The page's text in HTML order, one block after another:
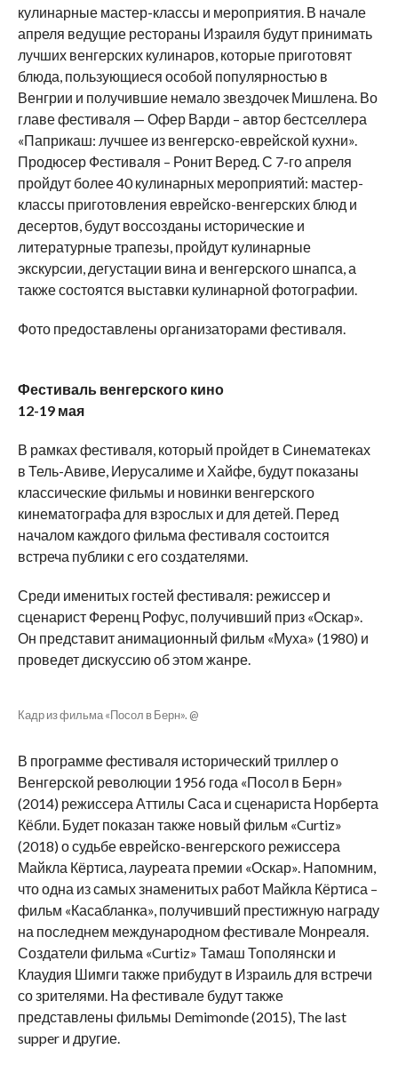
кулинарные мастер-классы и мероприятия. В начале
апреля ведущие рестораны Израиля будут принимать
лучших венгерских кулинаров, которые приготовят
блюда, пользующиеся особой популярностью в
Венгрии и получившие немало звездочек Мишлена. Во
главе фестиваля — Офер Варди – автор бестселлера
«Паприкаш: лучшее из венгерско-еврейской кухни».
Продюсер Фестиваля – Ронит Веред. С 7-го апреля
пройдут более 40 кулинарных мероприятий: мастер-
классы приготовления еврейско-венгерских блюд и
десертов, будут воссозданы исторические и
литературные трапезы, пройдут кулинарные
экскурсии, дегустации вина и венгерского шнапса, а
также состоятся выставки кулинарной фотографии.
Фото предоставлены организаторами фестиваля.
Фестиваль венгерского кино
12-19 мая
В рамках фестиваля, который пройдет в Синематеках
в Тель-Авиве, Иерусалиме и Хайфе, будут показаны
классические фильмы и новинки венгерского
кинематографа для взрослых и для детей. Перед
началом каждого фильма фестиваля состоится
встреча публики с его создателями.
Среди именитых гостей фестиваля: режиссер и
сценарист Ференц Рофус, получивший приз «Оскар».
Он представит анимационный фильм «Муха» (1980) и
проведет дискуссию об этом жанре.
Кадр из фильма «Посол в Берн». @
В программе фестиваля исторический триллер о
Венгерской революции 1956 года «Посол в Берн»
(2014) режиссера Аттилы Саса и сценариста Норберта
Кёбли. Будет показан также новый фильм «Curtiz»
(2018) о судьбе еврейско-венгерского режиссера
Майкла Кёртиса, лауреата премии «Оскар». Напомним,
что одна из самых знаменитых работ Майкла Кёртиса –
фильм «Касабланка», получивший престижную награду
на последнем международном фестивале Монреаля.
Создатели фильма «Curtiz» Тамаш Тополянски и
Клаудия Шимги также прибудут в Израиль для встречи
со зрителями. На фестивале будут также
представлены фильмы Demimonde (2015), The last
supper и другие.